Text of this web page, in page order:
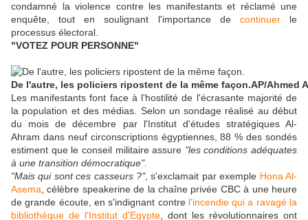
condamné la violence contre les manifestants et réclamé une
enquête, tout en soulignant l'importance de continuerle
processus électoral.
"VOTEZ POUR PERSONNE"
De l'autre, les policiers ripostent de la même façon.AP/Ahmed
Les manifestants font face à l'hostilité de l'écrasante majorité de
la population et des médias. Selon un sondage réalisé au début
du mois de décembre par l'Institut d'études stratégiques Al-
Ahram dans neuf circonscriptions égyptiennes, 88 % des sondés
estiment que le conseil militaire assure "les conditions adéquates
à une transition démocratique".
"Mais qui sont ces casseurs ?", s'exclamait par exemple Hona Al-
Asema , célèbre speakerine de la chaîne privée CBC à une heure
de grande écoute, en s'indignant contre l'incendie qui a ravagé la
bibliothèque de l'Institut d'Egypte , dont les révolutionnaires ont